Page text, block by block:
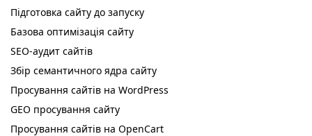
Підготовка сайту до запуску
Базова оптимізація сайту
SEO-аудит сайтів
Збір семантичного ядра сайту
Просування сайтів на WordPress
GEO просування сайту
Просування сайтів на OpenCart